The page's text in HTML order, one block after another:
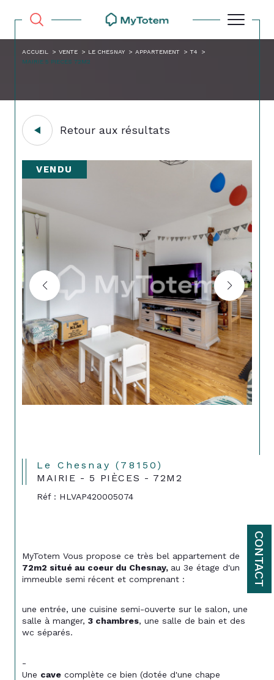
CONTACT
ACCUEIL VENTE LE CHESNAY APPARTEMENT
T4
MAIRIE 5 PIECES 72M2
Retour aux résultats
VENDU
Le Chesnay (78150)
MAIRIE - 5 PIÈCES - 72M2
Réf : HLVAP420005074
MyTotem Vous propose ce très bel appartement de
72m2 situé au coeur du Chesnay, au 3e étage d'un
immeuble semi récent et comprenant :
une entrée, une cuisine semi-ouverte sur le salon, une
salle à manger, 3 chambres, une salle de bain et des
wc séparés.
-
Une cave complète ce bien (dotée d'une chape